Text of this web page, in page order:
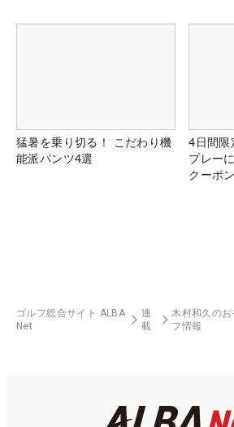
猛暑を乗り切る！ こだわり機
能派パンツ4選
4日間限
プレー
クーポ
ゴルフ総合サイト ALBA
Net
連
載
木村和久の
フ情報